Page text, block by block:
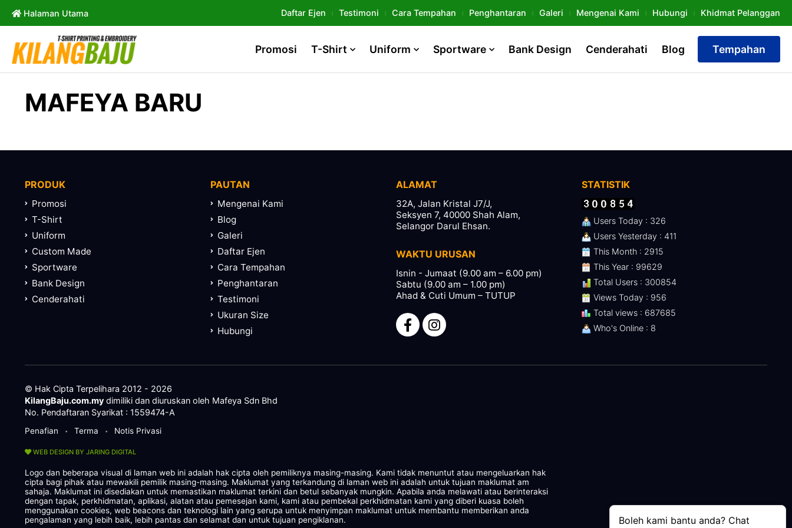
Halaman Utama Daftar Ejen Testimoni Cara Tempahan Penghantaran Galeri Mengenai Kami Hubungi Khidmat Pelanggan
Promosi T-Shirt Uniform Sportware Bank Design Cenderahati Blog Tempahan
MAFEYA BARU
PRODUK
Promosi
T-Shirt
Uniform
Custom Made
Sportware
Bank Design
Cenderahati
PAUTAN
Mengenai Kami
Blog
Galeri
Daftar Ejen
Cara Tempahan
Penghantaran
Testimoni
Ukuran Size
Hubungi
ALAMAT
32A, Jalan Kristal J7/J,
Seksyen 7, 40000 Shah Alam,
Selangor Darul Ehsan.
WAKTU URUSAN
Isnin - Jumaat (9.00 am – 6.00 pm)
Sabtu (9.00 am – 1.00 pm)
Ahad & Cuti Umum – TUTUP
STATISTIK
Users Today : 326
Users Yesterday : 411
This Month : 2915
This Year : 99629
Total Users : 300854
Views Today : 956
Total views : 687685
Who's Online : 8
© Hak Cipta Terpelihara 2012 - 2026
KilangBaju.com.my dimiliki dan diuruskan oleh Mafeya Sdn Bhd
No. Pendaftaran Syarikat : 1559474-A
Penafian • Terma • Notis Privasi
WEB DESIGN BY JARING DIGITAL
Logo dan beberapa visual di laman web ini adalah hak cipta oleh pemiliknya masing-masing. Kami tidak menuntut atau mengeluarkan hak
cipta bagi pihak atau mewakili pemilik masing-masing. Maklumat yang terkandung di laman web ini adalah untuk tujuan maklumat am
sahaja. Maklumat ini disediakan untuk memastikan maklumat terkini dan betul sebanyak mungkin. Apabila anda melawati atau berinteraksi
dengan tapak, perkhidmatan, aplikasi, alatan atau pemesejan kami, kami atau pembekal perkhidmatan kami yang diberi kuasa boleh
menggunakan cookies, web beacons dan teknologi lain yang serupa untuk menyimpan maklumat untuk membantu memberikan anda
pengalaman yang lebih baik, lebih pantas dan selamat dan untuk tujuan pengiklanan.
Boleh kami bantu anda? Chat